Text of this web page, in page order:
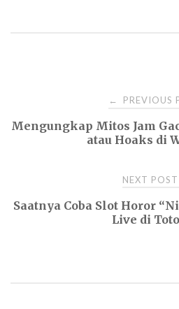
navigation
← PREVIOUS
Mengungkap Mitos Jam
atau Hoaks di
NEXT POST
Saatnya Coba Slot Horor
Live di